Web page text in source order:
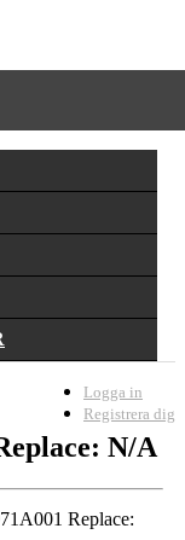
Logga in
Registrera dig
N/A